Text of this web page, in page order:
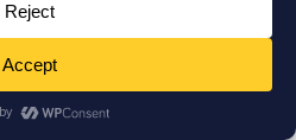
ブサイトのバックエンドで発
必要です。しかし、当社の